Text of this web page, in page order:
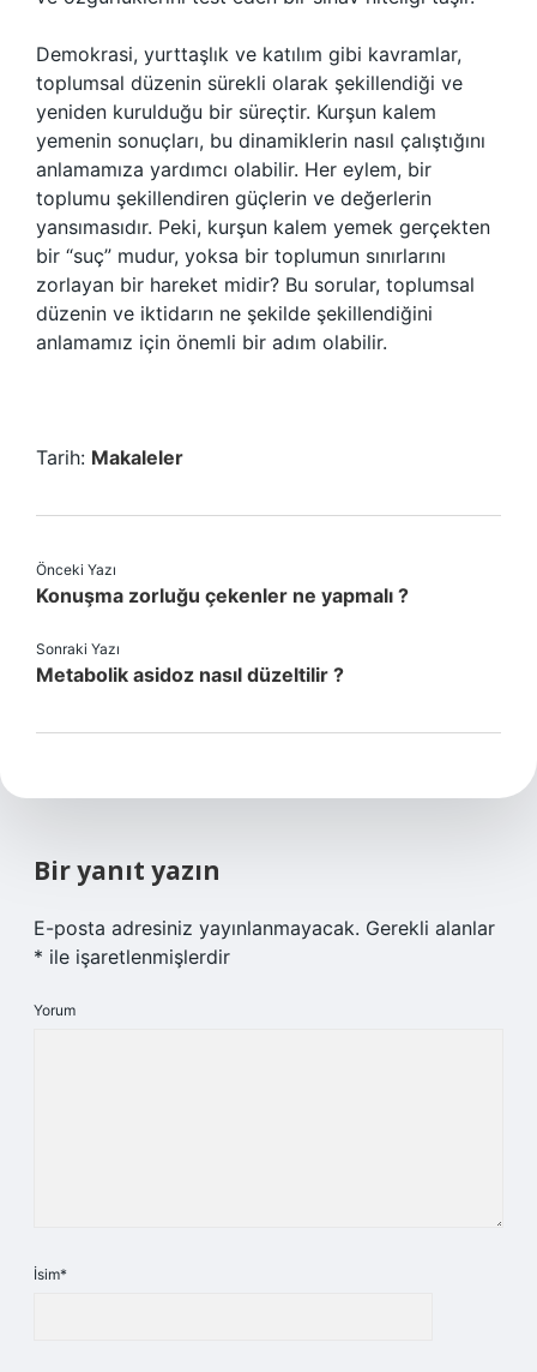
Demokrasi, yurttaşlık ve katılım gibi kavramlar,
toplumsal düzenin sürekli olarak şekillendiği ve
yeniden kurulduğu bir süreçtir. Kurşun kalem
yemenin sonuçları, bu dinamiklerin nasıl çalıştığını
anlamamıza yardımcı olabilir. Her eylem, bir
toplumu şekillendiren güçlerin ve değerlerin
yansımasıdır. Peki, kurşun kalem yemek gerçekten
bir “suç” mudur, yoksa bir toplumun sınırlarını
zorlayan bir hareket midir? Bu sorular, toplumsal
düzenin ve iktidarın ne şekilde şekillendiğini
anlamamız için önemli bir adım olabilir.
Tarih: Makaleler
Önceki Yazı
Konuşma zorluğu çekenler ne yapmalı ?
Sonraki Yazı
Metabolik asidoz nasıl düzeltilir ?
Bir yanıt yazın
E-posta adresiniz yayınlanmayacak. Gerekli alanlar
* ile işaretlenmişlerdir
Yorum
İsim*